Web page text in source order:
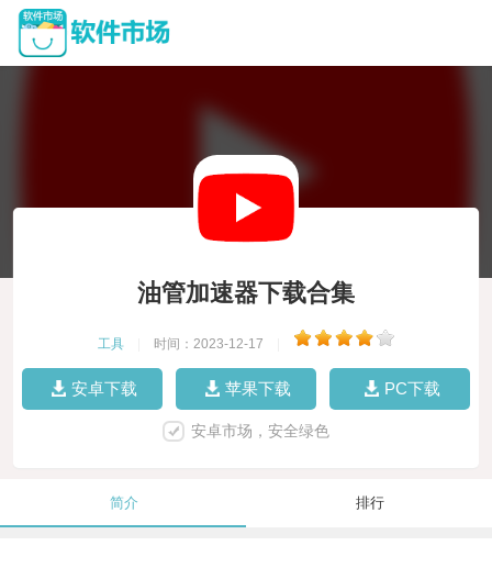
油管加速器下载合集
工具 时间：2023-12-17
安卓下载 苹果下载 PC下载
安卓市场，安全绿色
简介 排行